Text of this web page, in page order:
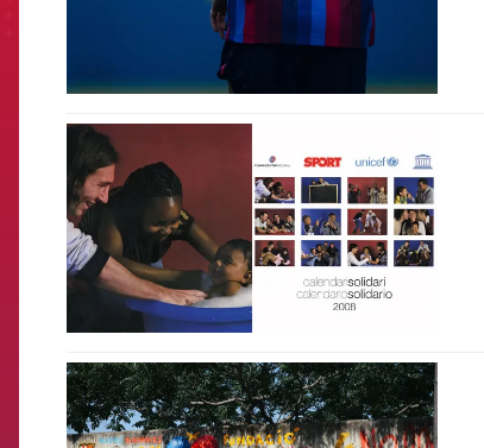
FCB Barcelona badge
FCB Barcelona badge